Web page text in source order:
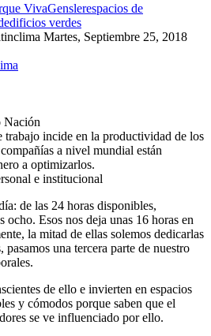
VivaGenslerespacios de
edificios verdes
Martes, Septiembre 25, 2018
Nación
trabajo incide en la productividad de los
a nivel mundial están
a optimizarlos.
e institucional
de las 24 horas disponibles,
ocho. Esos nos deja unas 16 horas en
la mitad de ellas solemos dedicarlas
una tercera parte de nuestro
de ello e invierten en espacios
y cómodos porque saben que el
se ve influenciado por ello.